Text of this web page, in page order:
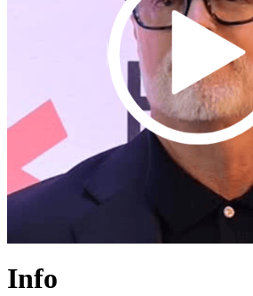
Info